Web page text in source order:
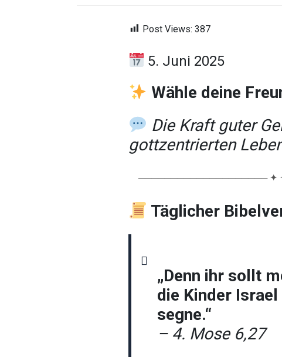
Post Views: 387
5. Juni 2025
Wähle deine
Die Kraft guter
gottzentrierten
────────────────────
Täglicher
„Denn ihr sollt
die Kinder
segne.“
– 4. Mose 6,27